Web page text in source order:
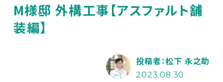
M様邸 外構工事【アスファルト舗
装編】
投稿者：松下 永之助
2023.08.30